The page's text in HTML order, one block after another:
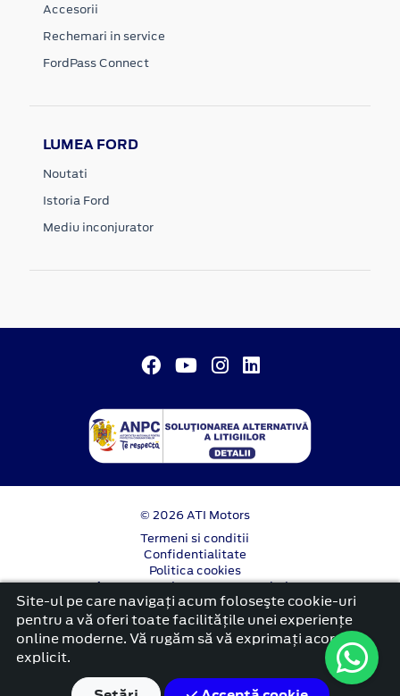
Accesorii
Rechemari in service
FordPass Connect
LUMEA FORD
Noutati
Istoria Ford
Mediu inconjurator
© 2026 ATI Motors
Termeni si conditii
Confidentialitate
Politica cookies
Anunț începere proiect ”PNRR. Fonduri pentru
România modernă și reformată”.
platformă dezvoltată de Workleto
Site-ul pe care navigați acum foloseşte cookie-uri
pentru a vă oferi toate facilitățile unei experiențe
online moderne. Vă rugăm să vă exprimați acordul
explicit.